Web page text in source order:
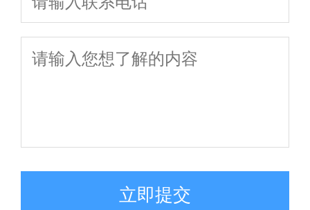
立即提交